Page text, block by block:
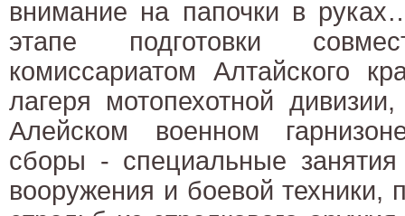
внимание на папочки в
этапе подготовки
комиссариатом Алтайского
лагеря мотопехотной
Алейском военном
сборы - специальные
вооружения и боевой техники,